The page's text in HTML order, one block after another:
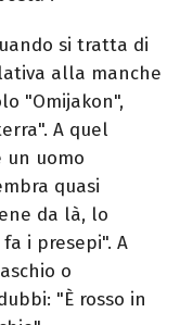
si tratta di
alla manche
"Omijakon",
A quel
un uomo
quasi
da là, lo
i presepi". A
o
"È rosso in